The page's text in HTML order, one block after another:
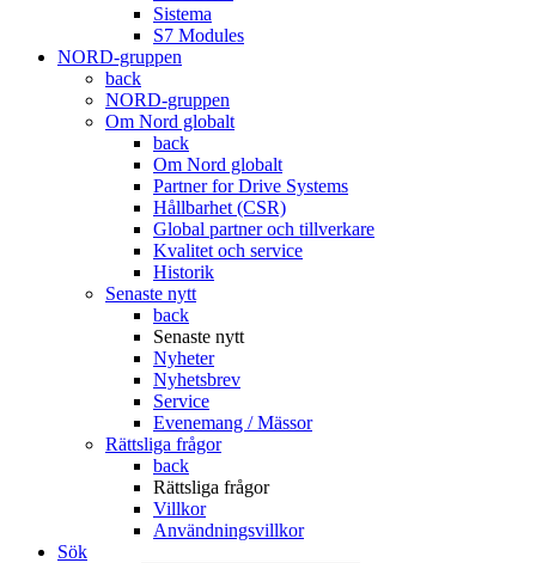
Sistema
S7 Modules
NORD-gruppen
back
NORD-gruppen
Om Nord globalt
back
Om Nord globalt
Partner for Drive Systems
Hållbarhet (CSR)
Global partner och tillverkare
Kvalitet och service
Historik
Senaste nytt
back
Senaste nytt
Nyheter
Nyhetsbrev
Service
Evenemang / Mässor
Rättsliga frågor
back
Rättsliga frågor
Villkor
Användningsvillkor
Sök